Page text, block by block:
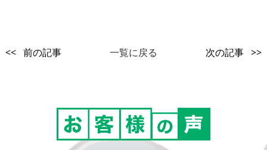
<< 前の記事 一覧に戻る 次の記事 >>